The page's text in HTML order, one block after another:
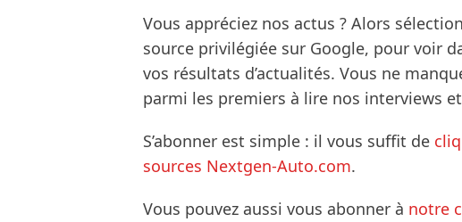
Vous appréciez nos actus ? Alors
source privilégiée sur Google, pour voir
vos résultats d’actualités. Vous ne
parmi les premiers à lire nos interviews
S’abonner est simple : il vous suffit de
sources Nextgen-Auto.com.
Vous pouvez aussi vous abonner à notre